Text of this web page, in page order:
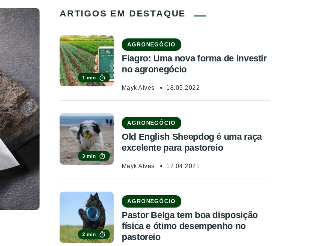
ARTIGOS EM DESTAQUE
1 min
AGRONEGÓCIO
Fiagro: Uma nova forma de investir
no agronegócio
Mayk Alves 18.05.2022
3 min
AGRONEGÓCIO
Old English Sheepdog é uma raça
excelente para pastoreio
Mayk Alves 12.04.2021
2 min
AGRONEGÓCIO
Pastor Belga tem boa disposição
física e ótimo desempenho no
pastoreio